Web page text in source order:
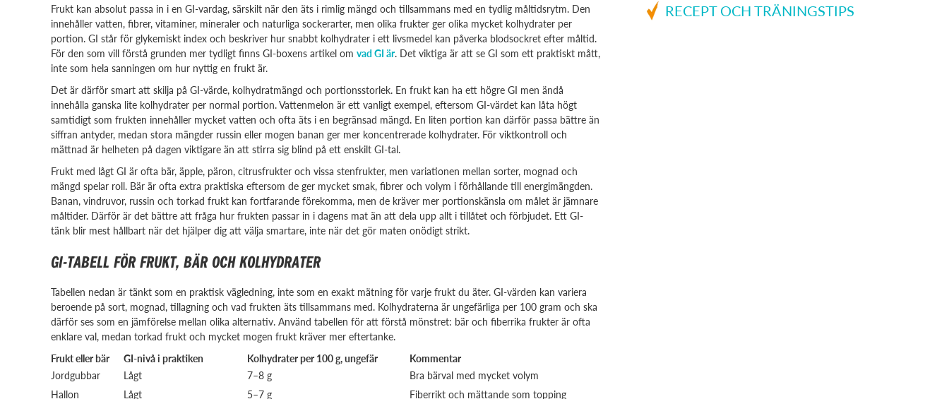
Frukt kan absolut passa in i en GI-vardag, särskilt när den äts i rimlig mängd och tillsammans med en tydlig måltidsrytm. Den
innehåller vatten, fibrer, vitaminer, mineraler och naturliga sockerarter, men olika frukter ger olika mycket kolhydrater per
portion. GI står för glykemiskt index och beskriver hur snabbt kolhydrater i ett livsmedel kan påverka blodsockret efter måltid.
För den som vill förstå grunden mer tydligt finns GI-boxens artikel om vad GI är. Det viktiga är att se GI som ett praktiskt mått,
inte som hela sanningen om hur nyttig en frukt är.
Det är därför smart att skilja på GI-värde, kolhydratmängd och portionsstorlek. En frukt kan ha ett högre GI men ändå
innehålla ganska lite kolhydrater per normal portion. Vattenmelon är ett vanligt exempel, eftersom GI-värdet kan låta högt
samtidigt som frukten innehåller mycket vatten och ofta äts i en begränsad mängd. En liten portion kan därför passa bättre än
siffran antyder, medan stora mängder russin eller mogen banan ger mer koncentrerade kolhydrater. För viktkontroll och
mättnad är helheten på dagen viktigare än att stirra sig blind på ett enskilt GI-tal.
Frukt med lågt GI är ofta bär, äpple, päron, citrusfrukter och vissa stenfrukter, men variationen mellan sorter, mognad och
mängd spelar roll. Bär är ofta extra praktiska eftersom de ger mycket smak, fibrer och volym i förhållande till energimängden.
Banan, vindruvor, russin och torkad frukt kan fortfarande förekomma, men de kräver mer portionskänsla om målet är jämnare
måltider. Därför är det bättre att fråga hur frukten passar in i dagens mat än att dela upp allt i tillåtet och förbjudet. Ett GI-
tänk blir mest hållbart när det hjälper dig att välja smartare, inte när det gör maten onödigt strikt.
GI-TABELL FÖR FRUKT, BÄR OCH KOLHYDRATER
Tabellen nedan är tänkt som en praktisk vägledning, inte som en exakt mätning för varje frukt du äter. GI-värden kan variera
beroende på sort, mognad, tillagning och vad frukten äts tillsammans med. Kolhydraterna är ungefärliga per 100 gram och ska
därför ses som en jämförelse mellan olika alternativ. Använd tabellen för att förstå mönstret: bär och fiberrika frukter är ofta
enklare val, medan torkad frukt och mycket mogen frukt kräver mer eftertanke.
Frukt eller bär
GI-nivå i praktiken Kolhydrater per 100 g, ungefär
Kommentar
Jordgubbar
Lågt 7–8 g
Bra bärval med mycket volym
Hallon
Lågt 5–7 g
Fiberrikt och mättande som topping
RECEPT OCH TRÄNINGSTIPS